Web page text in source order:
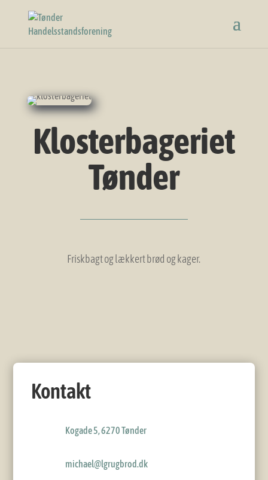
Klosterbageriet
Tønder
Friskbagt og lækkert brød og kager.
Kontakt
Kogade 5, 6270 Tønder
michael@lgrugbrod.dk